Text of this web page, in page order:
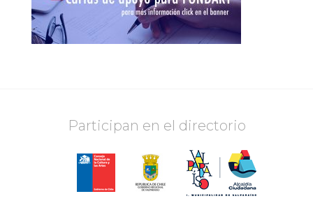
Participan en el directorio